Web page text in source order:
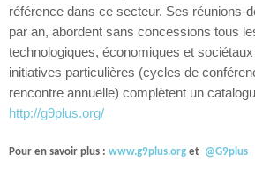
référence dans ce secteur. Ses réunions-
par an, abordent sans concessions tous
technologiques, économiques et
initiatives particulières (cycles de
rencontre annuelle) complètent un
http://g9plus.org/
Pour en savoir plus : www.g9plus.org et @G9plus